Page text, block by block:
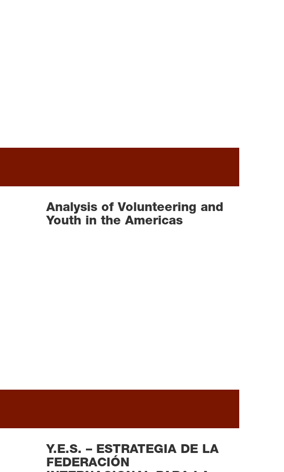
Analysis of Volunteering and
Youth in the Americas
Y.E.S. – ESTRATEGIA DE LA
FEDERACIÓN